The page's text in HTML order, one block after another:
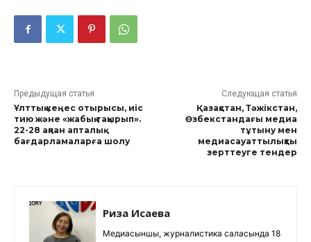
Предыдущая статья
Ұлттық кеңес отырысы, иіс
тию және «жабық тақырып».
22-28 ақпан апталық
бағдарламаларға шолу
Следующая статья
Қазақстан, Тәжікстан,
Өзбекстандағы медиа
тұтыну мен
медиасауаттылықты
зерттеуге тендер
Риза Исаева
Медиасыншы, журналистика саласында 18